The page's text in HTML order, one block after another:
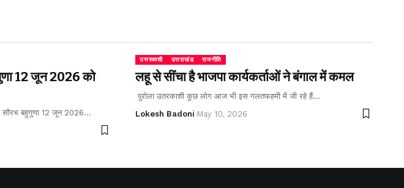
12 जून 2026 को
सौरभ बहुगुणा 12 जून 2026…
उत्तरकाशी उत्तराखंड राजनीति
लहू से सींचा है भाजपा कार्यकर्ताओं ने बंगाल में कमल
पुरोला उतरकाशी कुछ लोग आज भी इस गलतफहमी में जी रहे हैं…
Lokesh Badoni May 10, 2026